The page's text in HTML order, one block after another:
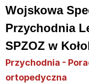
Wojskowa
Przychodnia
SPZOZ w
Przychodnia -
ortopedyczna